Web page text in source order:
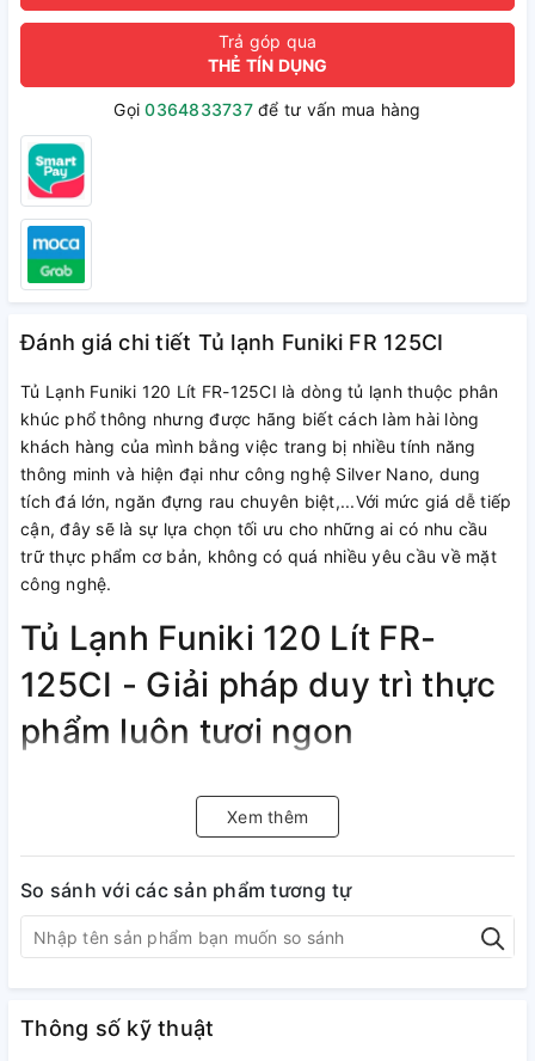
Trả góp qua
THẺ TÍN DỤNG
Gọi0364833737để tư vấn mua hàng
Đánh giá chi tiết Tủ lạnh Funiki FR 125CI
Tủ Lạnh Funiki 120 Lít FR-125CI là dòng tủ lạnh thuộc phân
khúc phổ thông nhưng được hãng biết cách làm hài lòng
khách hàng của mình bằng việc trang bị nhiều tính năng
thông minh và hiện đại như công nghệ Silver Nano, dung
tích đá lớn, ngăn đựng rau chuyên biệt,...Với mức giá dễ tiếp
cận, đây sẽ là sự lựa chọn tối ưu cho những ai có nhu cầu
trữ thực phẩm cơ bản, không có quá nhiều yêu cầu về mặt
công nghệ.
Tủ Lạnh Funiki 120 Lít FR-
125CI - Giải pháp duy trì thực
phẩm luôn tươi ngon
hướng hiện đại, màu ghi xám thanh lịch hài hòa với mọi
không gian nội thất của gia đình bạn. Với kiểu dáng nhỏ gọn
giúp bạn dễ dàng bố trí ở bất kì đâu theo ý muốn, đặc biệt
Tủ lạnh còn có dung tích tiêu chuẩn 120 lít, trong đó ngăn đá
Xem thêm
So sánh với các sản phẩm tương tự
Thông số kỹ thuật